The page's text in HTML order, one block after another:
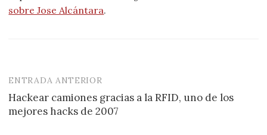
sobre Jose Alcántara.
Navegación
de
ENTRADA ANTERIOR
Hackear camiones gracias a la RFID, uno de los
mejores hacks de 2007